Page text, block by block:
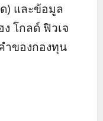
) และข้อมูล
โกลด์ ฟิวเจ
ำของกองทุน